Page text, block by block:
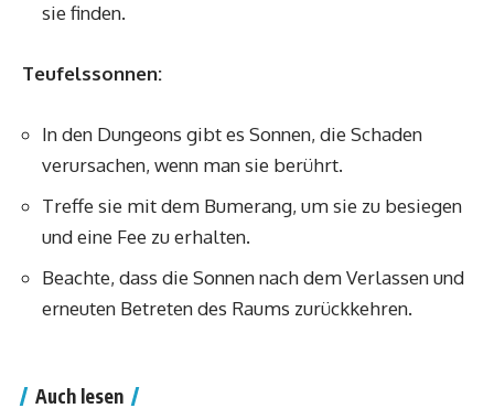
sie finden.
Teufelssonnen:
In den Dungeons gibt es Sonnen, die Schaden
verursachen, wenn man sie berührt.
Treffe sie mit dem Bumerang, um sie zu besiegen
und eine Fee zu erhalten.
Beachte, dass die Sonnen nach dem Verlassen und
erneuten Betreten des Raums zurückkehren.
Auch lesen